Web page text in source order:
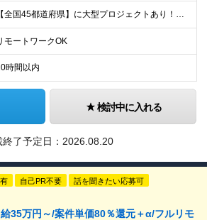
【全国45都道府県】に大型プロジェクトあり！※ 四国・沖縄を除く 主要勤務地： 北海道/宮城県/栃木県/埼玉県/千葉県/東京都/神奈川県/愛知県/大阪府/京都府/兵庫県/広島県/福岡県/熊本県 ※勤
モートワークOK
時間以内
検討中に入れる
了予定日： 2026.08.20
自己PR不要 話を聞きたい応募可
35万円～/案件単価80％還元＋α/フルリモ